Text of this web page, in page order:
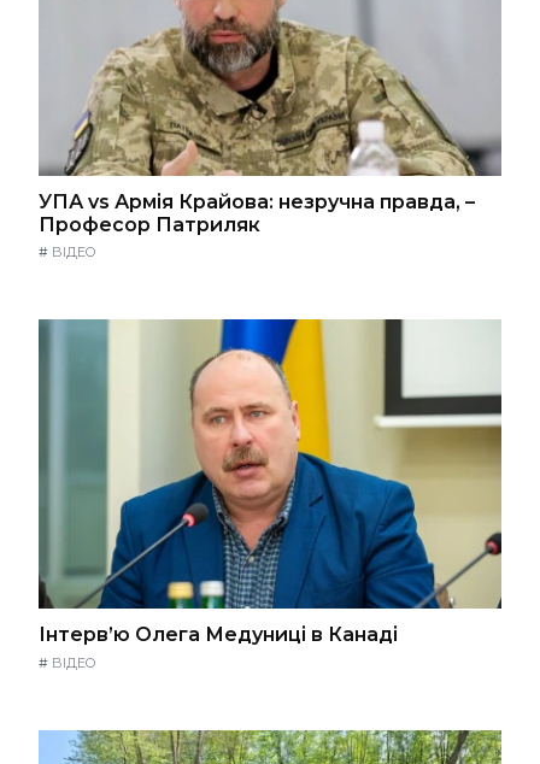
УПА vs Армія Крайова: незручна правда, –
Професор Патриляк
# ВІДЕО
Інтерв’ю Олега Медуниці в Канаді
# ВІДЕО